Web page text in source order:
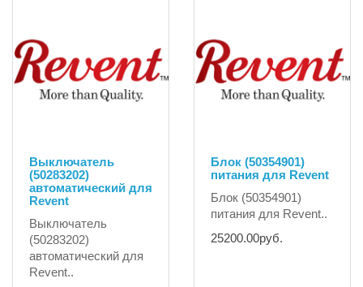
Выключатель
(50283202)
автоматический для
Revent
Выключатель
(50283202)
автоматический для
Revent..
Блок (50354901)
питания для Revent
Блок (50354901)
питания для Revent..
25200.00руб.